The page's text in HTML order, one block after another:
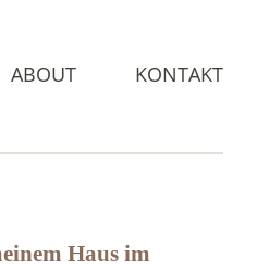
ABOUT KONTAKT
Haus im